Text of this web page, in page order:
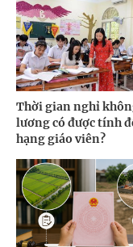
Thời gian nghỉ
lương có được tính
hạng giáo viên?